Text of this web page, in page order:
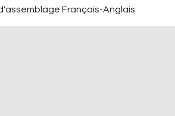
Français-Anglais